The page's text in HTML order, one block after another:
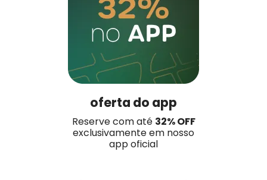
oferta do app
Reserve com até 32% OFF
exclusivamente em nosso
app oficial